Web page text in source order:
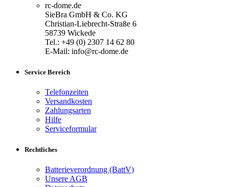
rc-dome.de
SieBra GmbH & Co. KG
Christian-Liebrecht-Straße 6
58739 Wickede
Tel.: +49 (0) 2307 14 62 80
E-Mail: info@rc-dome.de
Service Bereich
Telefonzeiten
Versandkosten
Zahlungsarten
Hilfe
Serviceformular
Rechtliches
Batterieverordnung (BattV)
Unsere AGB